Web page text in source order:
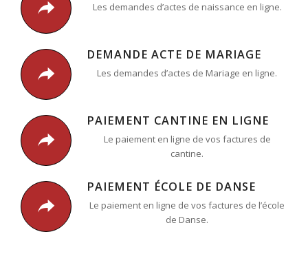
Les demandes d’actes de naissance en ligne.
DEMANDE ACTE DE MARIAGE
Les demandes d’actes de Mariage en ligne.
PAIEMENT CANTINE EN LIGNE
Le paiement en ligne de vos factures de
cantine.
PAIEMENT ÉCOLE DE DANSE
Le paiement en ligne de vos factures de l’école
de Danse.